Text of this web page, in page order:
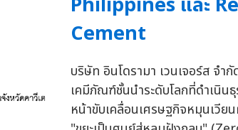
Cement
บริษัท อินโดรามา เวนเจอร์ส จำ
เคมีภัณฑ์ชั้นนำระดับโลกที่ดำเนิน
หน้าขับเคลื่อนเศรษฐกิจหมุนเวีย